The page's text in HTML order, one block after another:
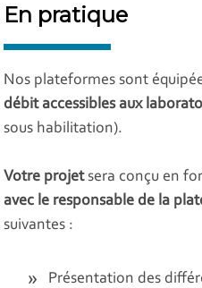
En pratique
Nos plateformes sont
débit accessibles aux
sous habilitation).
Votre projetsera conçu en
avec le responsable de la
suivantes :
Présentation des